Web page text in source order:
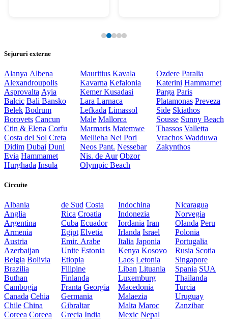
Sejururi externe
Alanya Albena
Alexandroupolis
Asprovalta Ayia
Balcic Bali Bansko
Belek Bodrum
Borovets Cancun
Ctin & Elena Corfu
Costa del Sol Creta
Didim Dubai Duni
Evia Hammamet
Hurghada Insula
Mauritius Kavala
Kavarna Kefalonia
KemerKusadasi
LaraLarnaca
Lefkada Limassol
Male Mallorca
Marmaris Matemwe
MelliehaNei Pori
Neos Pant. Nessebar
Nis. de Aur Obzor
Olympic Beach
Ozdere Paralia
Katerini Hammamet
Parga Paris
Platamonas Preveza
Side Skiathos
Sousse Sunny Beach
Thassos Valletta
Vrachos Wadduwa
Zakynthos
Circuite
Albania
Anglia
Argentina
Armenia
Austria
Azerbaijan
Belgia Bolivia
Brazilia
Buthan
Cambogia
Canada Cehia
Chile China
Coreea Coreea
de Sud Costa
Rica Croatia
Cuba Ecuador
Egipt Elvetia
Emir. Arabe
Unite Estonia
Etiopia
Filipine
Finlanda
Franta Georgia
Germania
Gibraltar
Grecia India
Indochina
Indonezia
Iordania Iran
Irlanda Israel
Italia Japonia
Kenya Kosovo
Laos Letonia
Liban Lituania
Luxemburg
Macedonia
Malaezia
Malta Maroc
Mexic Nepal
Nicaragua
Norvegia
Olanda Peru
Polonia
Portugalia
Rusia Scotia
Singapore
Spania SUA
Thailanda
Turcia
Uruguay
Zanzibar